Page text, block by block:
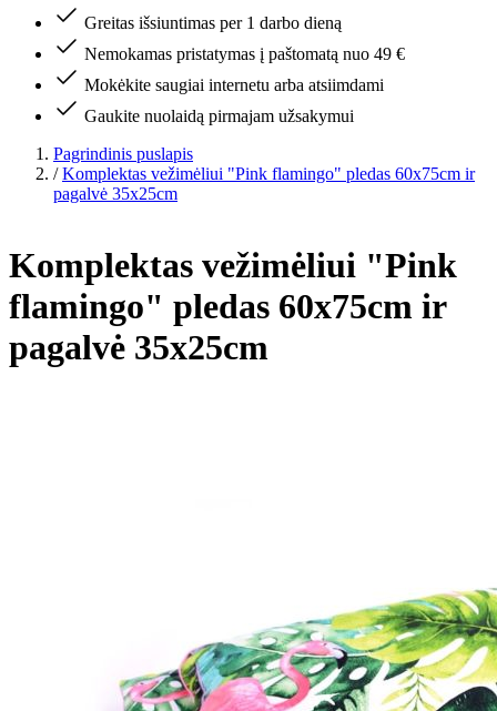
Greitas išsiuntimas per 1 darbo dieną
Nemokamas pristatymas į paštomatą nuo 49 €
Mokėkite saugiai internetu arba atsiimdami
Gaukite nuolaidą pirmajam užsakymui
Pagrindinis puslapis
/ Komplektas vežimėliui "Pink flamingo" pledas 60x75cm ir
pagalvė 35x25cm
Komplektas vežimėliui "Pink
flamingo" pledas 60x75cm ir
pagalvė 35x25cm